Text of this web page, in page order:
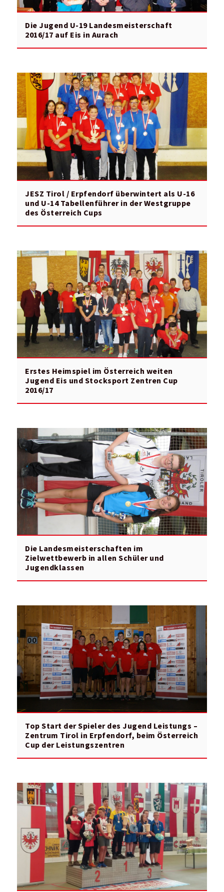
Die Jugend U-19 Landesmeisterschaft
2016/17 auf Eis in Aurach
JESZ Tirol / Erpfendorf überwintert als U-16
und U-14 Tabellenführer in der Westgruppe
des Österreich Cups
Erstes Heimspiel im Österreich weiten
Jugend Eis und Stocksport Zentren Cup
2016/17
Die Landesmeisterschaften im
Zielwettbewerb in allen Schüler und
Jugendklassen
Top Start der Spieler des Jugend Leistungs –
Zentrum Tirol in Erpfendorf, beim Österreich
Cup der Leistungszentren